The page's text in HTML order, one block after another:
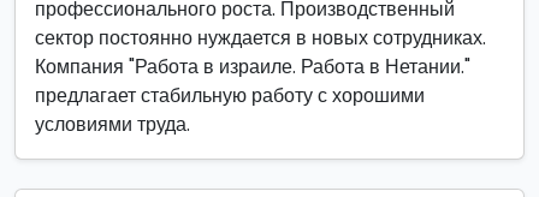
профессионального роста. Производственный
сектор постоянно нуждается в новых сотрудниках.
Компания "Работа в израиле. Работа в Нетании."
предлагает стабильную работу с хорошими
условиями труда.